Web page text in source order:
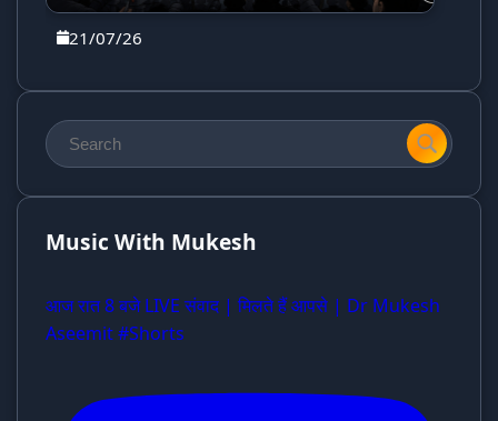
21/07/26
Music With Mukesh
आज रात 8 बजे LIVE संवाद | मिलते हैं आपसे | Dr Mukesh
Aseemit #Shorts